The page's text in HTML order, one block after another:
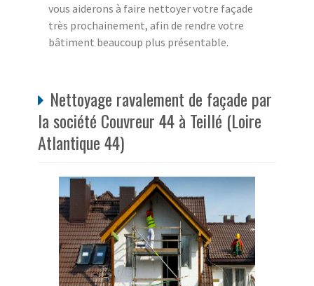
vous aiderons à faire nettoyer votre façade
très prochainement, afin de rendre votre
bâtiment beaucoup plus présentable.
Nettoyage ravalement de façade par
la société Couvreur 44 à Teillé (Loire
Atlantique 44)